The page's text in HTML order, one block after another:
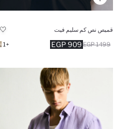
قميص نص كم سليم فيت
909 EGP 1499 EGP
+1